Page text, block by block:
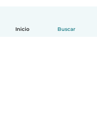
Inicio Buscar